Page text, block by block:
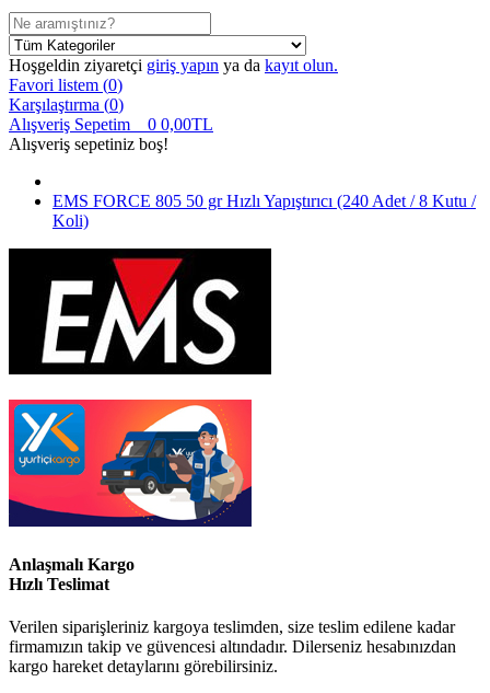
Hoşgeldin ziyaretçi giriş yapın ya da kayıt olun.
Favori listem (0)
Karşılaştırma (0)
Alışveriş Sepetim
0 0,00TL
Alışveriş sepetiniz boş!
EMS FORCE 805 50 gr Hızlı Yapıştırıcı (240 Adet / 8 Kutu /
Koli)
Anlaşmalı Kargo
Hızlı Teslimat
Verilen siparişleriniz kargoya teslimden, size teslim edilene kadar
firmamızın takip ve güvencesi altındadır. Dilerseniz hesabınızdan
kargo hareket detaylarını görebilirsiniz.